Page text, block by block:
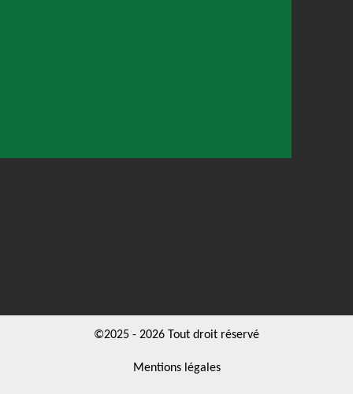
©2025 - 2026 Tout droit réservé
Mentions légales